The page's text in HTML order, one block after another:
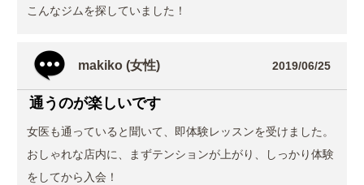
こんなジムを探していました！
makiko (女性) 2019/06/25
通うのが楽しいです
女医も通っていると聞いて、即体験レッスンを受けました。
おしゃれな店内に、まずテンションが上がり、しっかり体験
をしてから入会！